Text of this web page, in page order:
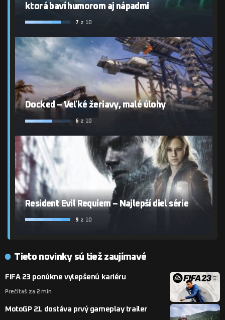
ktorá baví humorom aj nápadmi
7 z 10
Docked – Veľké žeriavy, malé úlohy
6 z 10
Resident Evil Requiem – Najlepší diel série
9 z 10
Tieto novinky sú tiež zaujímavé
FIFA 23 ponúkne vylepšenú kariéru
Prečítaš za 2 min
MotoGP 21 dostáva prvý gameplay trailer